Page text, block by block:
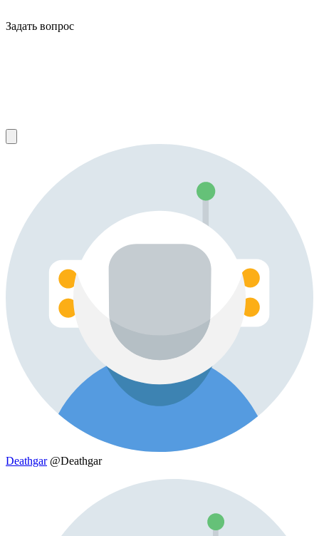
Задать вопрос
Deathgar @Deathgar